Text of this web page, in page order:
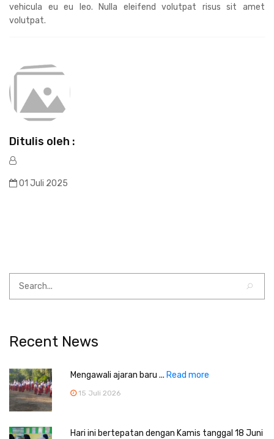
vehicula eu eu leo. Nulla eleifend volutpat risus sit amet
volutpat.
Ditulis oleh :
01 Juli 2025
Recent News
Mengawali ajaran baru ... Read more
15 Juli 2026
Hari ini bertepatan dengan Kamis tanggal 18 Juni